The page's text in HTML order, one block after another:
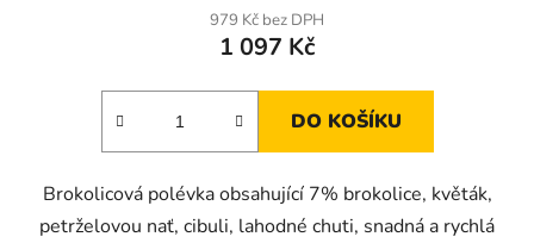
979 Kč bez DPH
1 097 Kč
DO KOŠÍKU
Brokolicová polévka obsahující 7% brokolice, květák,
petrželovou nať, cibuli, lahodné chuti, snadná a rychlá